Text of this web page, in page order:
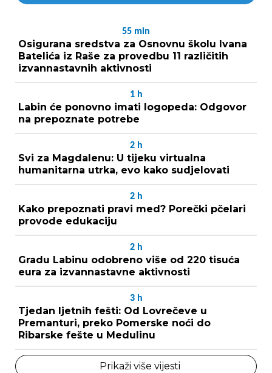
55 min
Osigurana sredstva za Osnovnu školu Ivana
Batelića iz Raše za provedbu 11 različitih
izvannastavnih aktivnosti
1 h
Labin će ponovno imati logopeda: Odgovor
na prepoznate potrebe
2 h
Svi za Magdalenu: U tijeku virtualna
humanitarna utrka, evo kako sudjelovati
2 h
Kako prepoznati pravi med? Porečki pčelari
provode edukaciju
2 h
Gradu Labinu odobreno više od 220 tisuća
eura za izvannastavne aktivnosti
3 h
Tjedan ljetnih fešti: Od Lovrečeve u
Premanturi, preko Pomerske noći do
Ribarske fešte u Medulinu
Prikaži više vijesti